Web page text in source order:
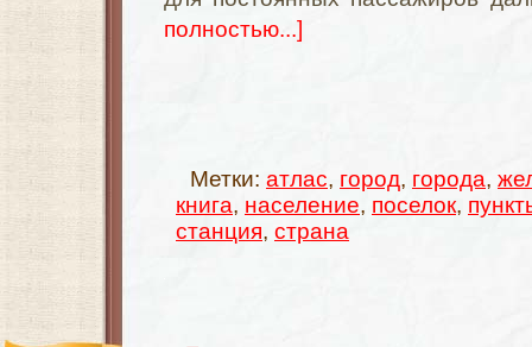
полностью...]
Метки: атлас, город, города,
книга, население, поселок,
станция, страна